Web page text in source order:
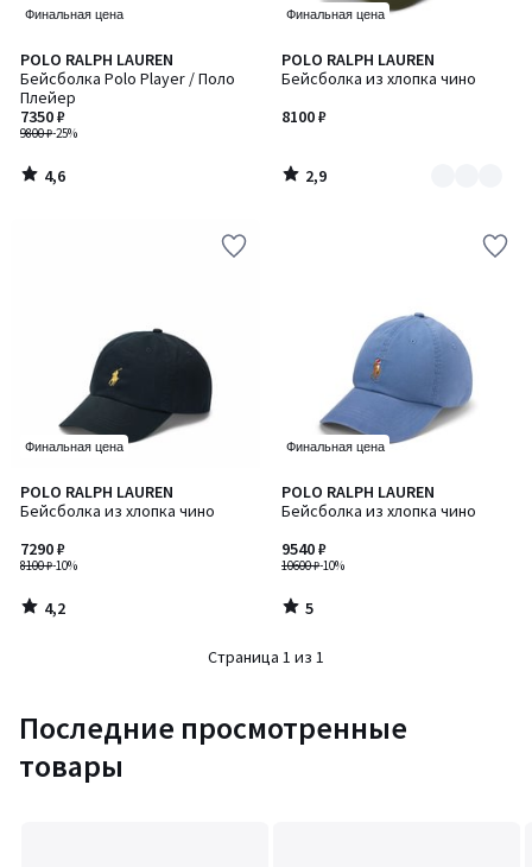
Финальная цена
POLO RALPH LAUREN
Бейсболка Polo Player / Поло
Плейер
9800 ₽-25%
7350 ₽
4,6
/ 5
4,6
/
Финальная цена
POLO RALPH LAUREN
Бейсболка из хлопка чино
8100 ₽
2,9
/ 5
Количество
цветов:
3
2,9
/
Финальная цена
POLO RALPH LAUREN
Бейсболка из хлопка чино
8100 ₽-10%
7290 ₽
4,2
/ 5
4,2
/
Финальная цена
POLO RALPH LAUREN
Бейсболка из хлопка чино
10600 ₽-10%
9540 ₽
5
/
5
/
Страница 1 из 1
Последние просмотренные
товары